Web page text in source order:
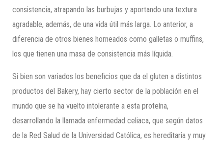
consistencia, atrapando las burbujas y aportando una textura
agradable, además, de una vida útil más larga. Lo anterior, a
diferencia de otros bienes horneados como galletas o muffins,
los que tienen una masa de consistencia más líquida.
Si bien son variados los beneficios que da el gluten a distintos
productos del Bakery, hay cierto sector de la población en el
mundo que se ha vuelto intolerante a esta proteína,
desarrollando la llamada enfermedad celiaca, que según datos
de la Red Salud de la Universidad Católica, es hereditaria y muy